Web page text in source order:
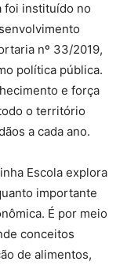
foi instituído no
nº 33/2019,
política pública.
e força
o território
a cada ano.
Escola explora
importante
É por meio
conceitos
de alimentos,